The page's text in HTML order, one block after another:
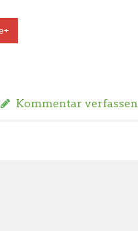
Kommentar verfassen